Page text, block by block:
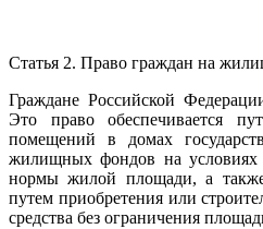
Статья 2. Право граждан на
Граждане Российской
Это право обеспечивается
помещений в домах
жилищных фондов на условиях
нормы жилой площади, а
путем приобретения или
средства без ограничения